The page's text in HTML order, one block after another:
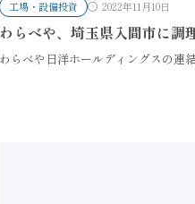
工場・設備投資 2022年11月10日
わらべや、埼玉県入間市に調
わらべや日洋ホールディングスの